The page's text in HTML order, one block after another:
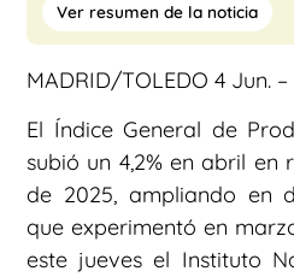
Ver resumen de la noticia
MADRID/TOLEDO 4 Jun. –
El Índice General de
subió un 4,2% en abril en
de 2025, ampliando en
que experimentó en
este jueves el Instituto